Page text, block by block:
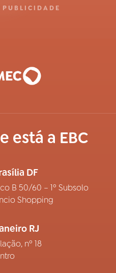
PUBLICIDADE
está a EBC
DF
B 50/60 – 1º Subsolo
Shopping
RJ
nº 18